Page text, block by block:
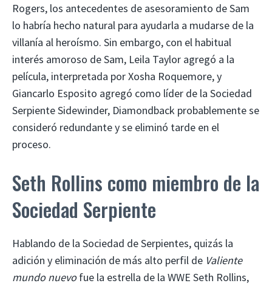
Rogers, los antecedentes de asesoramiento de Sam
lo habría hecho natural para ayudarla a mudarse de la
villanía al heroísmo. Sin embargo, con el habitual
interés amoroso de Sam, Leila Taylor agregó a la
película, interpretada por Xosha Roquemore, y
Giancarlo Esposito agregó como líder de la Sociedad
Serpiente Sidewinder, Diamondback probablemente se
consideró redundante y se eliminó tarde en el
proceso.
Seth Rollins como miembro de la
Sociedad Serpiente
Hablando de la Sociedad de Serpientes, quizás la
adición y eliminación de más alto perfil de Valiente
mundo nuevofue la estrella de la WWE Seth Rollins,